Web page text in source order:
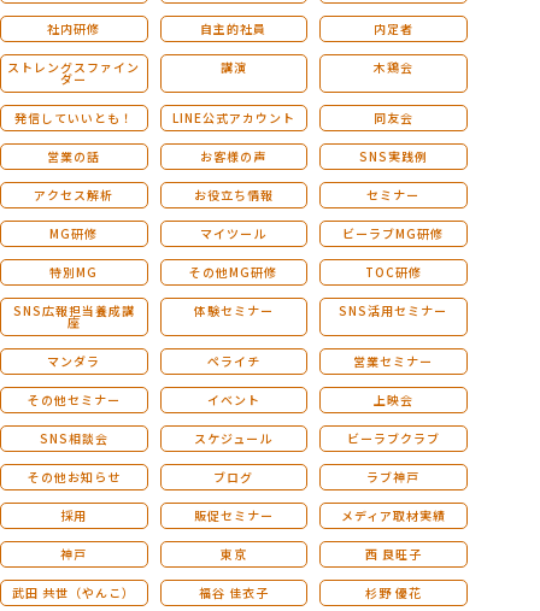
社内研修 自主的社員 内定者
ストレングスファイン
ダー
講演 木鶏会
発信していいとも！ LINE公式アカウント 同友会
営業の話 お客様の声 SNS実践例
アクセス解析 お役立ち情報 セミナー
MG研修 マイツール ビーラブMG研修
特別MG その他MG研修 TOC研修
SNS広報担当養成講
座
体験セミナー SNS活用セミナー
マンダラ ペライチ 営業セミナー
その他セミナー イベント 上映会
SNS相談会 スケジュール ビーラブクラブ
その他お知らせ ブログ ラブ神戸
採用 販促セミナー メディア取材実績
神戸 東京 西 良旺子
武田 共世（やんこ） 福谷 佳衣子 杉野 優花